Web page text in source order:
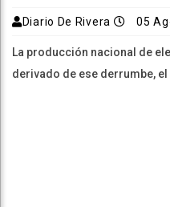
Diario De Rivera 05
La producción nacional de
derivado de ese derrumbe, el